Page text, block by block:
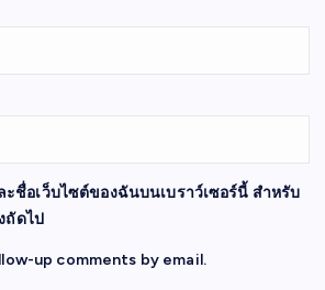
ะชื่อเว็บไซต์ของฉันบนเบราว์เซอร์นี้ สำหรับ
ถัดไป
up comments by email.